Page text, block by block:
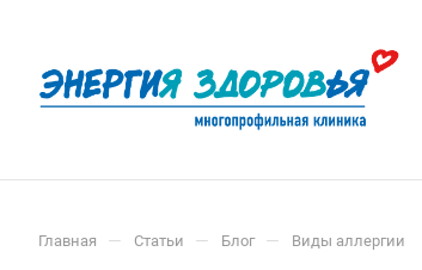
Главная — Статьи — Блог — Виды аллергии